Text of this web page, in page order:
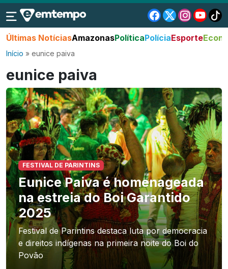
Últimas NotíciasAmazonasPolíticaPolíciaEsporte
Início » eunice paiva
eunice paiva
FESTIVAL DE PARINTINS
Eunice Paiva é homenageada
na estreia do Boi Garantido
2025
Festival de Parintins destaca luta por democracia
e direitos indígenas na primeira noite do Boi do
Povão